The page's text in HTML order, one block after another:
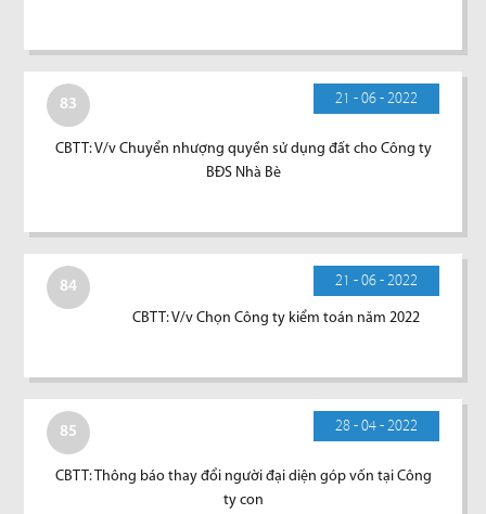
83 21 - 06 - 2022
CBTT: V/v Chuyển nhượng quyền sử dụng đất cho Công ty
BĐS Nhà Bè
84 21 - 06 - 2022
CBTT: V/v Chọn Công ty kiểm toán năm 2022
85 28 - 04 - 2022
CBTT: Thông báo thay đổi người đại diện góp vốn tại Công
ty con